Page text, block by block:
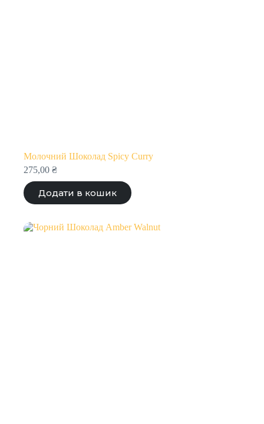
Молочний Шоколад Spicy Curry
275,00 ₴
Додати в кошик